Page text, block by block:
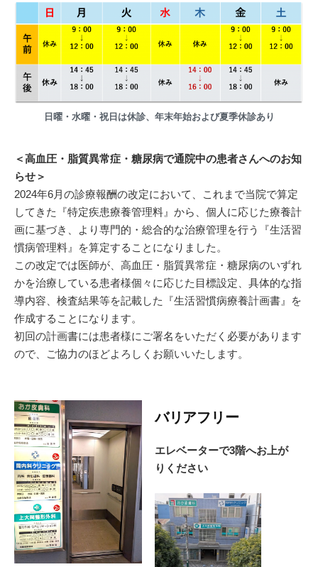
日曜・水曜・祝日は休診、年末年始および夏季休診あり
＜高血圧・脂質異常症・糖尿病で通院中の患者さんへのお知
らせ＞
2024年6月の診療報酬の改定において、これまで当院で算定
してきた『特定疾患療養管理料』から、個人に応じた療養計
画に基づき、より専門的・総合的な治療管理を行う『生活習
慣病管理料』を算定することになりました。
この改定では医師が、高血圧・脂質異常症・糖尿病のいずれ
かを治療している患者様個々に応じた目標設定、具体的な指
導内容、検査結果等を記載した『生活習慣病療養計画書』を
作成することになります。
初回の計画書には患者様にご署名をいただく必要があります
ので、ご協力のほどよろしくお願いいたします。
バリアフリー
エレベーターで3階へお上が
りください